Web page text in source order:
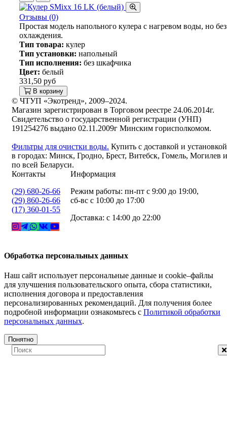
Отзывы (0)
Простая модель напольного кулера с нагревом воды, но без
охлаждения.
Тип товара: кулер
Тип установки: напольный
Тип исполнения: без шкафчика
Цвет: белый
331,50 руб
В корзину
© ЧТУП «Экотренд», 2009–2024.
Магазин зарегистрирован в Торговом реестре 24.06.2014г.
Свидетельство о государственной регистрации (УНП)
191254276 выдано 02.11.2009г Минским горисполкомом.
Фильтры для очистки воды. Купить с доставкой и установкой
в городах: Минск, Гродно, Брест, Витебск, Гомель, Могилев и
по всей Беларуси.
Контакты
(29) 680-26-66
(29) 860-26-66
(17) 360-01-55
Информация
Режим работы: пн-пт с 9:00 до 19:00,
сб-вс с 10:00 до 17:00
Доставка: с 14:00 до 22:00
Обработка персональных данных
Наш сайт использует персональные данные и cookie–файлы
для улучшения пользовательского опыта, сбора статистики,
исполнения договора и предоставления
персонализированных рекомендаций. Для получения более
подробной информации ознакомьтесь с Политикой обработки
персональных данных.
Понятно